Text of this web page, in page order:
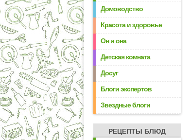
Домоводство
Красота и здоровье
Он и она
Детская комната
Досуг
Блоги экспертов
Звездные блоги
РЕЦЕПТЫ БЛЮД